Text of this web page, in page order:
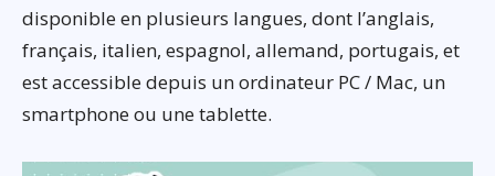
disponible en plusieurs langues, dont l’anglais,
français, italien, espagnol, allemand, portugais, et
est accessible depuis un ordinateur PC / Mac, un
smartphone ou une tablette.